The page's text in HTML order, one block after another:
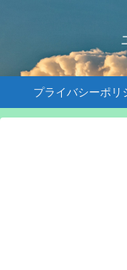
プライバシーポリ